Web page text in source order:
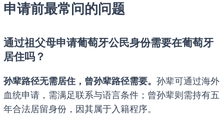
申请前最常问的问题
通过祖父母申请葡萄牙公民身份需要在葡萄牙
居住吗？
孙辈路径无需居住，曾孙辈路径需要。 孙辈可通过海外
血统申请，需满足联系与语言条件；曾孙辈则需持有五
年合法居留身份，因其属于入籍程序。